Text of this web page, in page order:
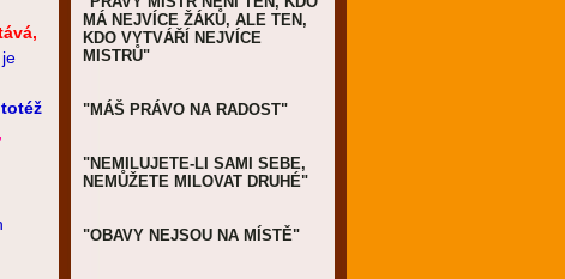
je
MÁ NEJVÍCE ŽÁKŮ, ALE TEN,
KDO VYTVÁŘÍ NEJVÍCE
MISTRŮ"
"MÁŠ PRÁVO NA RADOST"
"NEMILUJETE-LI SAMI SEBE,
NEMŮŽETE MILOVAT DRUHÉ"
"OBAVY NEJSOU NA MÍSTĚ"